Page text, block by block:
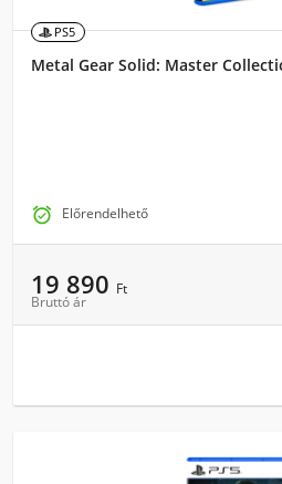
PS5
Metal Gear Solid: Master
 Előrendelhető
19 890 Ft
Bruttó ár